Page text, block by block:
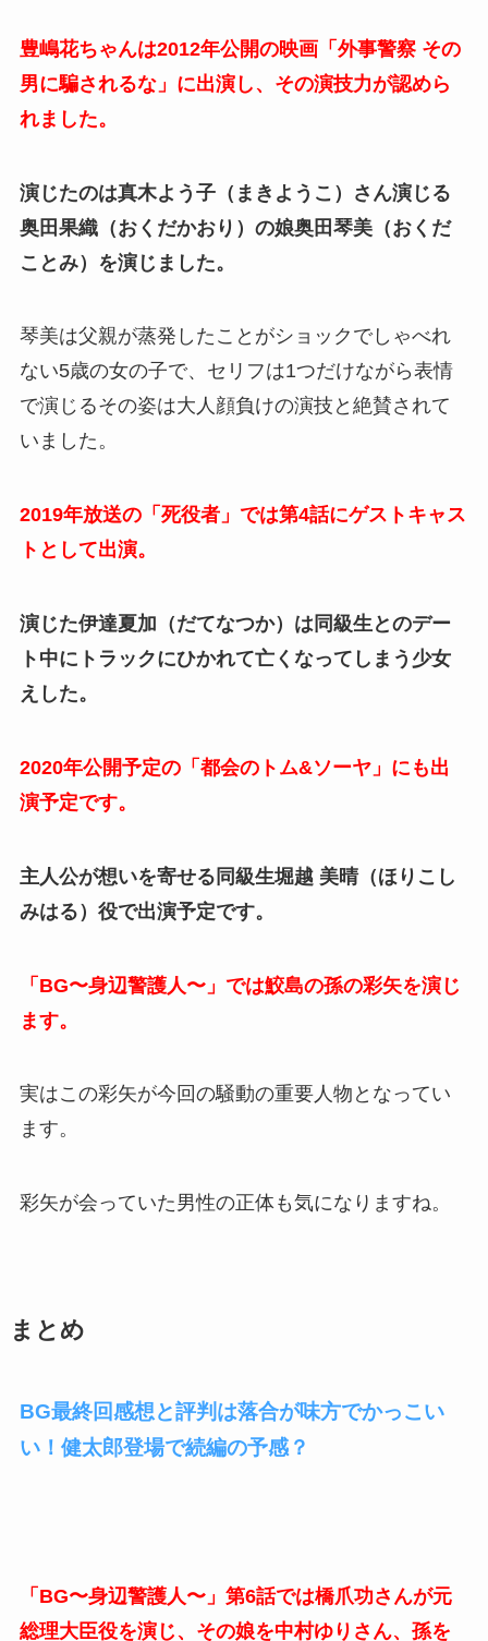
豊嶋花ちゃんは2012年公開の映画「外事警察 その
男に騙されるな」に出演し、その演技力が認めら
れました。
演じたのは真木よう子（まきようこ）さん演じる
奥田果織（おくだかおり）の娘奥田琴美（おくだ
ことみ）を演じました。
琴美は父親が蒸発したことがショックでしゃべれ
ない5歳の女の子で、セリフは1つだけながら表情
で演じるその姿は大人顔負けの演技と絶賛されて
いました。
2019年放送の「死役者」では第4話にゲストキャス
トとして出演。
演じた伊達夏加（だてなつか）は同級生とのデー
ト中にトラックにひかれて亡くなってしまう少女
えした。
2020年公開予定の「都会のトム&ソーヤ」にも出
演予定です。
主人公が想いを寄せる同級生堀越 美晴（ほりこし
みはる）役で出演予定です。
「BG〜身辺警護人〜」では鮫島の孫の彩矢を演じ
ます。
実はこの彩矢が今回の騒動の重要人物となってい
ます。
彩矢が会っていた男性の正体も気になりますね。
まとめ
BG最終回感想と評判は落合が味方でかっこい
い！健太郎登場で続編の予感？
「BG〜身辺警護人〜」第6話では橋爪功さんが元
総理大臣役を演じ、その娘を中村ゆりさん、孫を